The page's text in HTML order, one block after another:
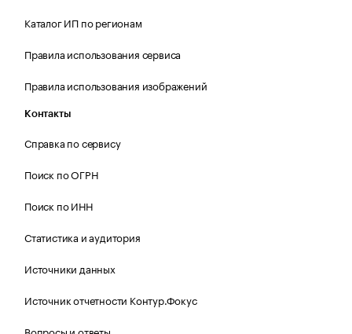
Каталог ИП по регионам
Правила использования сервиса
Правила использования изображений
Контакты
Справка по сервису
Поиск по ОГРН
Поиск по ИНН
Статистика и аудитория
Источники данных
Источник отчетности Контур.Фокус